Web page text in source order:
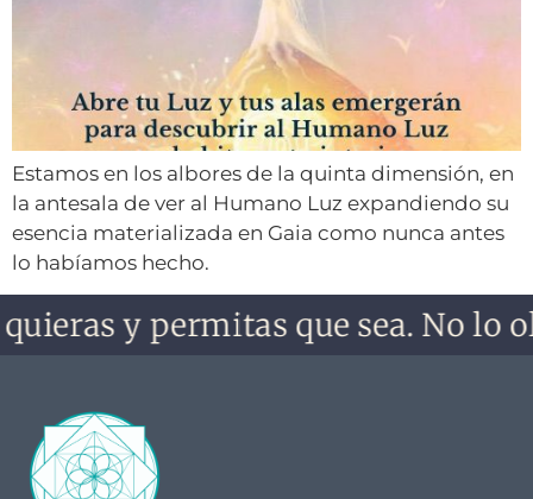
Estamos en los albores de la quinta dimensión, en
la antesala de ver al Humano Luz expandiendo su
esencia materializada en Gaia como nunca antes
lo habíamos hecho.
y permitas que sea. No lo